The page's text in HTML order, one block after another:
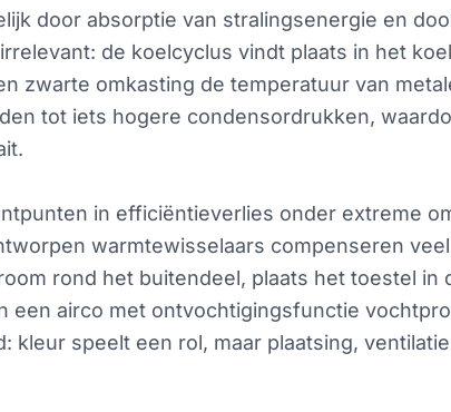
door absorptie van stralingsenergie en
de koelcyclus vindt plaats in het
zwarte omkasting de temperatuur van
tot iets hogere condensordrukken,
in efficiëntieverlies onder extreme
warmtewisselaars compenseren
rond het buitendeel, plaats het toestel in
een airco met ontvochtigingsfunctie
kleur speelt een rol, maar plaatsing,